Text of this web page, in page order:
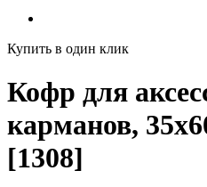
Купить в один клик
Кофр для
карманов,
[1308]